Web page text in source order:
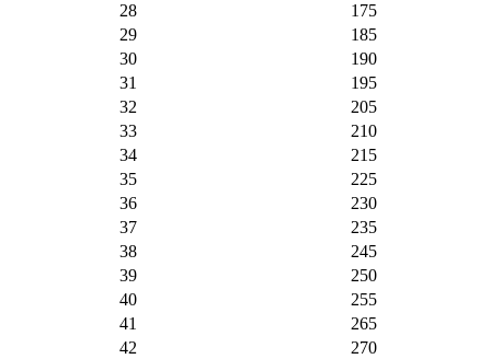
28
175
29
185
30
190
31
195
32
205
33
210
34
215
35
225
36
230
37
235
38
245
39
250
40
255
41
265
42
270